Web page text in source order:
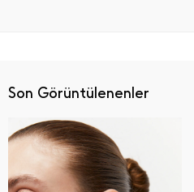
Son Görüntülenenler